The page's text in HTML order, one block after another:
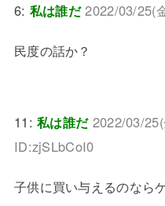
6: 私は誰だ 2022/03/25(
民度の話か？
11:私は誰だ 2022/03/
ID:zjSLbCoI0
子供に買い与えるのなら